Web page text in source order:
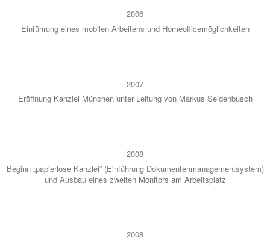
2006
Ein­füh­rung eines mobi­len Arbei­tens und Home­of­fice­mög­lich­kei­ten
2007
Eröff­nung Kanz­lei Mün­chen unter Lei­tung von Mar­kus Sei­den­busch
2008
Beginn „papier­lo­se Kanz­lei“ (Ein­füh­rung Doku­men­ten­ma­nage­ment­sys­tem)
und Aus­bau eines zwei­ten Moni­tors am Arbeits­platz
2008